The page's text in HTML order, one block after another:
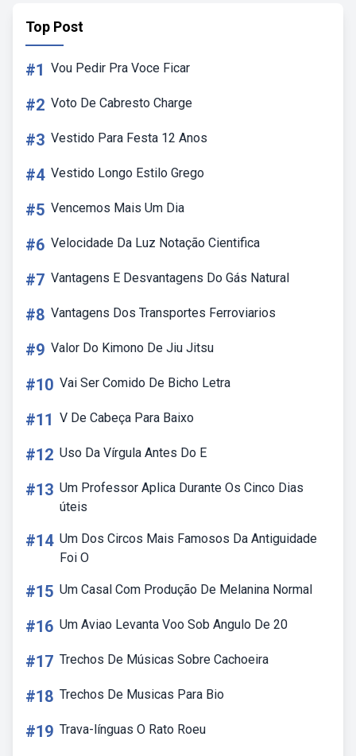
Top Post
#1 Vou Pedir Pra Voce Ficar
#2 Voto De Cabresto Charge
#3 Vestido Para Festa 12 Anos
#4 Vestido Longo Estilo Grego
#5 Vencemos Mais Um Dia
#6 Velocidade Da Luz Notação Cientifica
#7 Vantagens E Desvantagens Do Gás Natural
#8 Vantagens Dos Transportes Ferroviarios
#9 Valor Do Kimono De Jiu Jitsu
#10 Vai Ser Comido De Bicho Letra
#11 V De Cabeça Para Baixo
#12 Uso Da Vírgula Antes Do E
#13 Um Professor Aplica Durante Os Cinco Dias
úteis
#14 Um Dos Circos Mais Famosos Da Antiguidade
Foi O
#15 Um Casal Com Produção De Melanina Normal
#16 Um Aviao Levanta Voo Sob Angulo De 20
#17 Trechos De Músicas Sobre Cachoeira
#18 Trechos De Musicas Para Bio
#19 Trava-línguas O Rato Roeu